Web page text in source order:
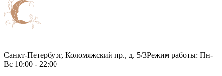
Санкт-Петербург, Коломяжский пр., д. 5/3Режим работы: Пн-
Вс 10:00 - 22:00